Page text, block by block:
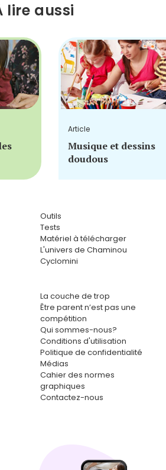
lire aussi
Article
Musique et dessins
doudous
Outils
Tests
Matériel à télécharger
L'univers de Chaminou
Cyclomini
La couche de trop
Être parent n’est pas une
compétition
Qui sommes-nous?
Conditions d'utilisation
Politique de confidentialité
Médias
Cahier des normes
graphiques
Contactez-nous